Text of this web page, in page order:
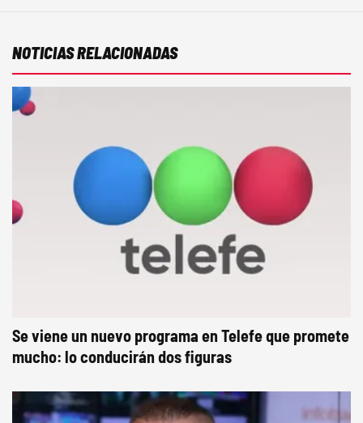
NOTICIAS RELACIONADAS
Se viene un nuevo programa en Telefe que promete
mucho: lo conducirán dos figuras